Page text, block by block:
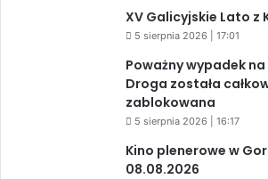
XV Galicyjskie Lato z
5 sierpnia 2026 | 17:01
Poważny wypadek na
Droga została
zablokowana
5 sierpnia 2026 | 16:17
Kino plenerowe w
08.08.2026